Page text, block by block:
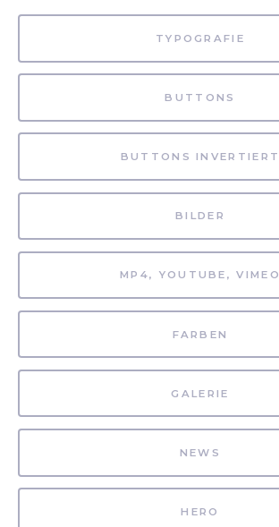
TYPOGRAFIE
BUTTONS
BUTTONS INVERTIERT
BILDER
MP4, YOUTUBE, VIMEO
FARBEN
GALERIE
NEWS
HERO